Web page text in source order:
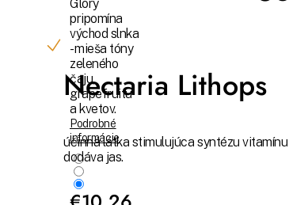
Glory
pripomína
východ slnka
- mieša tóny
zeleného
čaju,
grapefruitu
a kvetov.
Podrobné
informácie
Nectaria Lithops
účinná látka stimulujúca syntézu vitamínu
dodáva jas.